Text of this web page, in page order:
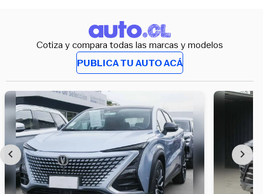
Cotiza y compara todas las marcas y modelos
PUBLICA TU AUTO ACÁ